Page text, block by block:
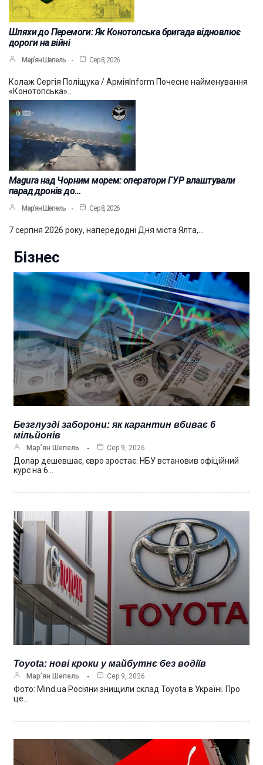
Шляхи до Перемоги: Як Конотопська бригада відновлює
дороги на війні
Мар’ян Шепель Сер 8, 2026
Колаж Сергія Поліщука / АрміяInform Почесне найменування
«Конотопська»…
Magura над Чорним морем: оператори ГУР влаштували
парад дронів до…
Мар’ян Шепель Сер 8, 2026
7 серпня 2026 року, напередодні Дня міста Ялта,…
Бізнес
Безглузді заборони: як карантин вбиває 6
мільйонів
Мар’ян Шепель Сер 9, 2026
Долар дешевшає, євро зростає: НБУ встановив офіційний
курс на 6…
Toyota: нові кроки у майбутнє без водіїв
Мар’ян Шепель Сер 9, 2026
Фото: Mind.ua Росіяни знищили склад Toyota в Україні. Про
це…